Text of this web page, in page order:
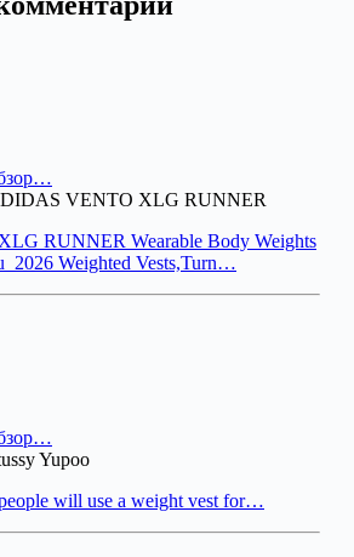
VENTO XLG RUNNER
RUNNER Wearable Body Weights
Weighted Vests,Turn…
Yupoo
will use a weight vest for…